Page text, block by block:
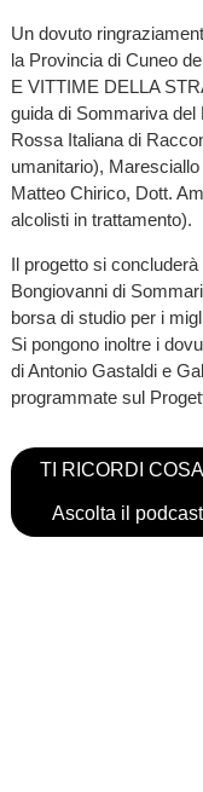
Un dovuto
la Provincia di Cuneo
E VITTIME DELLA
guida di Sommariva
Rossa Italiana di
umanitario),
Matteo Chirico, Dott.
alcolisti in trattamento).
Il progetto si
Bongiovanni di
borsa di studio per i
Si pongono inoltre i
di Antonio Gastaldi e
programmate sul
TI RICORDI
Ascolta il